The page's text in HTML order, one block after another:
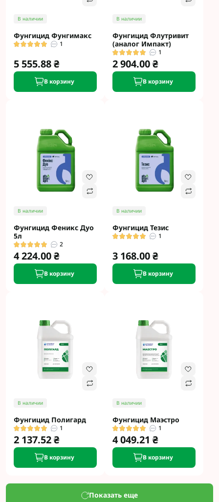
В наличии
Фунгицид Фунгимакс
1
5 555.88 ₴
В корзину
В наличии
Фунгицид Флутривит
(аналог Импакт)
1
2 904.00 ₴
В корзину
В наличии
Фунгицид Феникс Дуо
5л
2
4 224.00 ₴
В корзину
В наличии
Фунгицид Тезис
1
3 168.00 ₴
В корзину
В наличии
Фунгицид Полигард
1
2 137.52 ₴
В корзину
В наличии
Фунгицид Маэстро
1
4 049.21 ₴
В корзину
Показать еще